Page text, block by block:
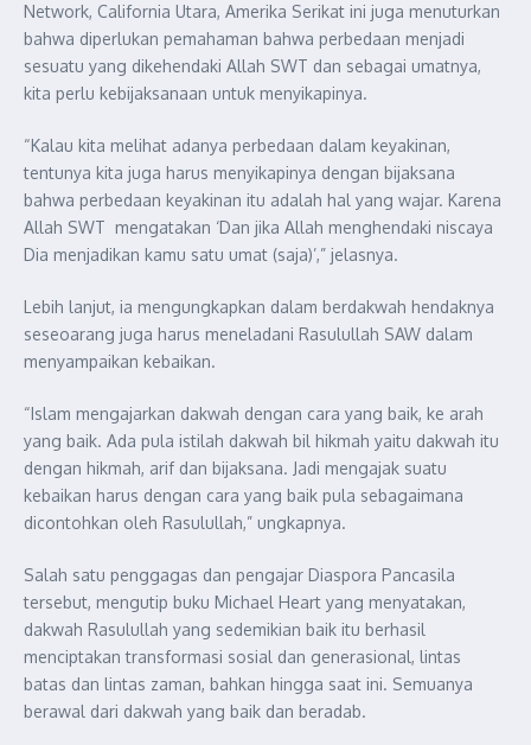
Network, California Utara, Amerika Serikat ini juga menuturkan
bahwa diperlukan pemahaman bahwa perbedaan menjadi
sesuatu yang dikehendaki Allah SWT dan sebagai umatnya,
kita perlu kebijaksanaan untuk menyikapinya.
“Kalau kita melihat adanya perbedaan dalam keyakinan,
tentunya kita juga harus menyikapinya dengan bijaksana
bahwa perbedaan keyakinan itu adalah hal yang wajar. Karena
Allah SWT mengatakan ‘Dan jika Allah menghendaki niscaya
Dia menjadikan kamu satu umat (saja)’,” jelasnya.
Lebih lanjut, ia mengungkapkan dalam berdakwah hendaknya
seseoarang juga harus meneladani Rasulullah SAW dalam
menyampaikan kebaikan.
“Islam mengajarkan dakwah dengan cara yang baik, ke arah
yang baik. Ada pula istilah dakwah bil hikmah yaitu dakwah itu
dengan hikmah, arif dan bijaksana. Jadi mengajak suatu
kebaikan harus dengan cara yang baik pula sebagaimana
dicontohkan oleh Rasulullah,” ungkapnya.
Salah satu penggagas dan pengajar Diaspora Pancasila
tersebut, mengutip buku Michael Heart yang menyatakan,
dakwah Rasulullah yang sedemikian baik itu berhasil
menciptakan transformasi sosial dan generasional, lintas
batas dan lintas zaman, bahkan hingga saat ini. Semuanya
berawal dari dakwah yang baik dan beradab.